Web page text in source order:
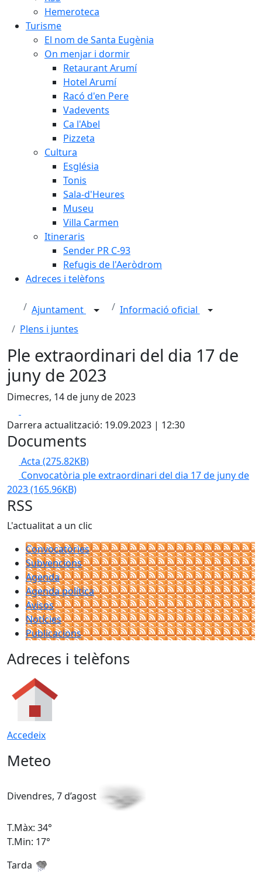
Hemeroteca
Turisme
El nom de Santa Eugènia
On menjar i dormir
Retaurant Arumí
Hotel Arumí
Racó d'en Pere
Vadevents
Ca l'Abel
Pizzeta
Cultura
Església
Tonis
Sala-d'Heures
Museu
Villa Carmen
Itineraris
Sender PR C-93
Refugis de l'Aeròdrom
Adreces i telèfons
Ajuntament
Informació oficial
Plens i juntes
Ple extraordinari del dia 17 de
juny de 2023
Dimecres, 14 de juny de 2023
Darrera actualització: 19.09.2023 | 12:30
Documents
Acta (275.82KB)
Convocatòria ple extraordinari del dia 17 de juny de
2023(165.96KB)
RSS
L'actualitat a un clic
Convocatòries
Subvencions
Agenda
Agenda política
Avisos
Notícies
Publicacions
Adreces i telèfons
Accedeix
Meteo
Divendres, 7 d’agost
T.Màx: 34°
T.Min: 17°
Tarda